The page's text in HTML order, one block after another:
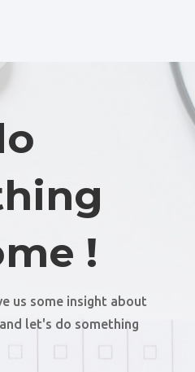
!
us some insight about
let's do something